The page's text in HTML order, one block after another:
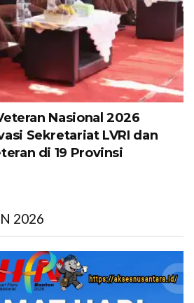
Nasional 2026
Sekretariat LVRI dan
di 19 Provinsi
2026